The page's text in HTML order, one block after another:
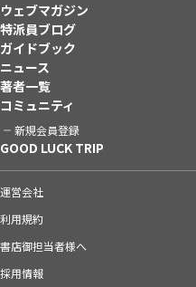
ウェブマガジン
特派員ブログ
ガイドブック
ニュース
著者一覧
コミュニティ
新規会員登録
GOOD LUCK TRIP
運営会社
利用規約
書店御担当者様へ
採用情報